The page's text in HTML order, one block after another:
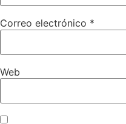
Correo electrónico *
Web